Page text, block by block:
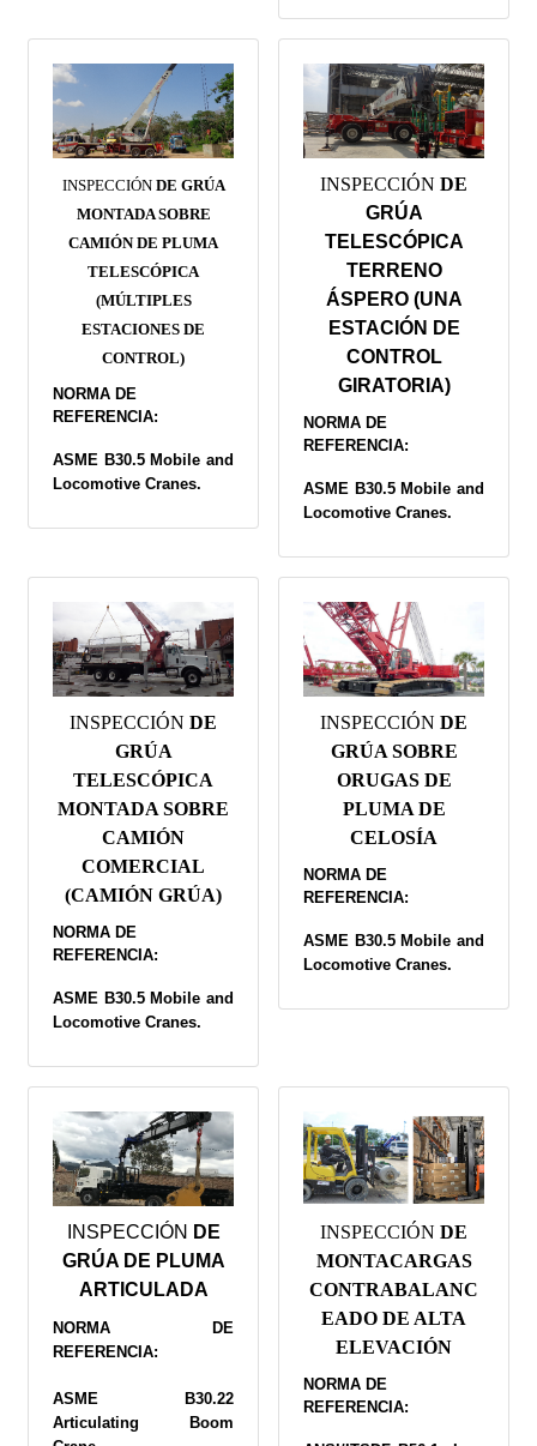
INSPECCIÓN DE GRÚA
MONTADA SOBRE
CAMIÓN DE PLUMA
TELESCÓPICA
(MÚLTIPLES
ESTACIONES DE
CONTROL)
NORMA DE
REFERENCIA:
ASME B30.5 Mobile and
Locomotive Cranes.
INSPECCIÓN DE
GRÚA
TELESCÓPICA
TERRENO
ÁSPERO (UNA
ESTACIÓN DE
CONTROL
GIRATORIA)
NORMA DE
REFERENCIA:
ASME B30.5 Mobile and
Locomotive Cranes.
INSPECCIÓN DE
GRÚA
TELESCÓPICA
MONTADA SOBRE
CAMIÓN
COMERCIAL
(CAMIÓN GRÚA)
NORMA DE
REFERENCIA:
ASME B30.5 Mobile and
Locomotive Cranes.
INSPECCIÓN DE
GRÚA SOBRE
ORUGAS DE
PLUMA DE
CELOSÍA
NORMA DE
REFERENCIA:
ASME B30.5 Mobile and
Locomotive Cranes.
INSPECCIÓN DE
GRÚA DE PLUMA
ARTICULADA
NORMA DE
REFERENCIA:
ASME B30.22
Articulating Boom
INSPECCIÓN DE
MONTACARGAS
CONTRABALANC
EADO DE ALTA
ELEVACIÓN
NORMA DE
REFERENCIA: